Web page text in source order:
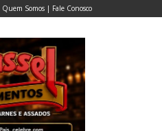
Quem Somos | Fale Conosco